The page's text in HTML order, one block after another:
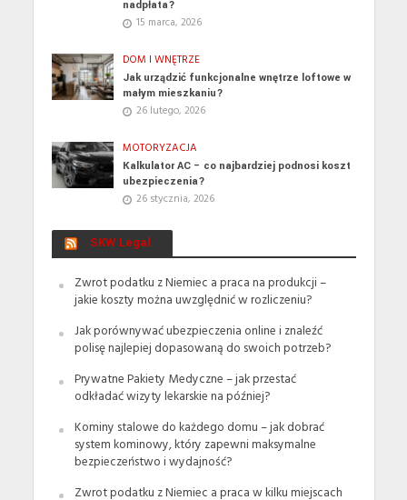
nadpłata?
15 marca, 2026
DOM I WNĘTRZE
Jak urządzić funkcjonalne wnętrze loftowe w
małym mieszkaniu?
26 lutego, 2026
MOTORYZACJA
Kalkulator AC – co najbardziej podnosi koszt
ubezpieczenia?
26 stycznia, 2026
SKW Legal
Zwrot podatku z Niemiec a praca na produkcji –
jakie koszty można uwzględnić w rozliczeniu?
Jak porównywać ubezpieczenia online i znaleźć
polisę najlepiej dopasowaną do swoich potrzeb?
Prywatne Pakiety Medyczne – jak przestać
odkładać wizyty lekarskie na później?
Kominy stalowe do każdego domu – jak dobrać
system kominowy, który zapewni maksymalne
bezpieczeństwo i wydajność?
Zwrot podatku z Niemiec a praca w kilku miejscach